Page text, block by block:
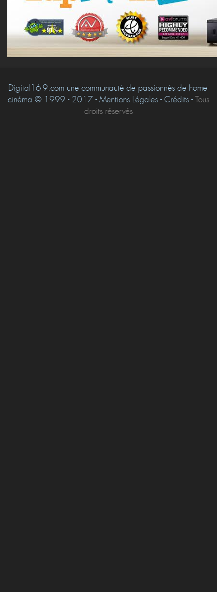
Digital16-9.com une communauté de passionnés de home-
cinéma © 1999 - 2017 - Mentions Légales - Crédits -Tous
droits réservés